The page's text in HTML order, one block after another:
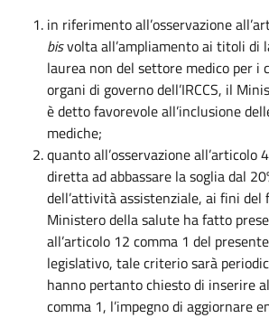
in riferimento all’osservazione
bisvolta all’ampliamento ai titoli di
laurea non del settore medico per i
organi di governo dell’IRCCS, il
è detto favorevole all’inclusione
mediche;
quanto all’osservazione all’articolo
diretta ad abbassare la soglia dal
dell’attività assistenziale, ai fini del
Ministero della salute ha fatto
all’articolo 12 comma 1 del
legislativo, tale criterio sarà
hanno pertanto chiesto di inserire
comma 1, l’impegno di aggiornare